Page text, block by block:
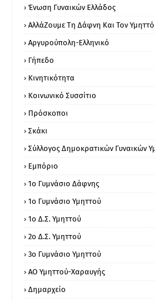
Ένωση Γυναικών Ελλάδος
ΑλλάΖουμε Τη Δάφνη Και Τον Υμηττό
Αργυρούπολη-Ελληνικό
Γήπεδο
Κινητικότητα
Κοινωνικό Συσσίτιο
Πρόσκοποι
Σκάκι
Σύλλογος Δημοκρατικών Γυναικών
Εμπόριο
1ο Γυμνάσιο Δάφνης
1ο Γυμνάσιο Υμηττού
1ο Δ.Σ. Υμηττού
2ο Δ.Σ. Υμηττού
3ο Γυμνάσιο Υμηττού
ΑΟ Υμηττού-Χαραυγής
Δημαρχείο